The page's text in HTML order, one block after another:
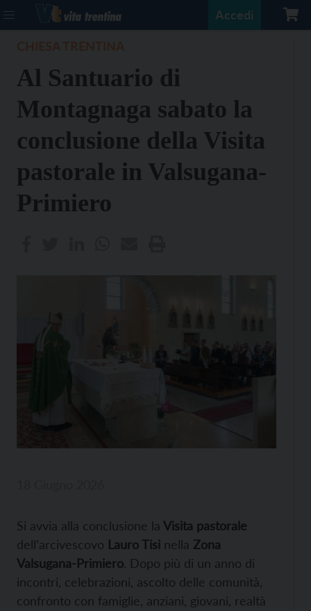
Accedi
Al Santuario di
Montagnaga sabato la
conclusione della Visita
pastorale in Valsugana-
Primiero
Si avvia alla conclusione la Visita pastorale
dell’arcivescovo Lauro Tisi nella Zona
Valsugana-Primiero. Dopo più di un anno di
incontri, celebrazioni, ascolto delle comunità,
confronto con famiglie, anziani, giovani, realtà